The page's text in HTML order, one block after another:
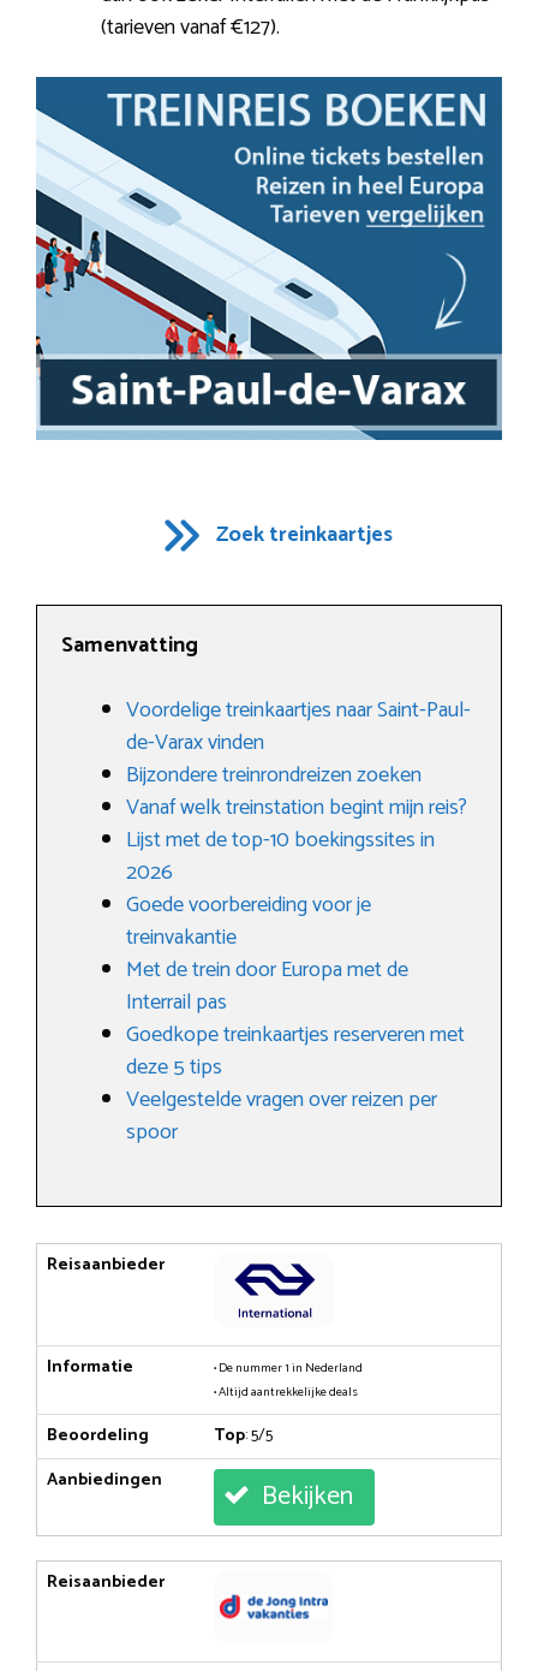
(tarieven vanaf €127).
Zoek treinkaartjes
Samenvatting
Voordelige treinkaartjes naar Saint-Paul-
de-Varax vinden
Bijzondere treinrondreizen zoeken
Vanaf welk treinstation begint mijn reis?
Lijst met de top-10 boekingssites in
2026
Goede voorbereiding voor je
treinvakantie
Met de trein door Europa met de
Interrail pas
Goedkope treinkaartjes reserveren met
deze 5 tips
Veelgestelde vragen over reizen per
spoor
Reisaanbieder
Informatie
• De nummer 1 in Nederland
• Altijd aantrekkelijke deals
Beoordeling Top: 5/5
Aanbiedingen
Bekijken
Reisaanbieder